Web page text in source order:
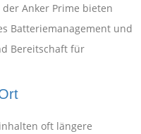
Anker Prime bieten
Batteriemanagement und
Bereitschaft für
oft längere